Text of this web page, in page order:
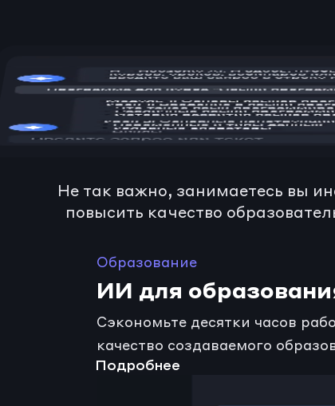
Для
Не так важно, занимаетесь вы
повысить качество
Образование
ИИ для
Сэкономьте десятки часов
качество создаваемого
Подробнее